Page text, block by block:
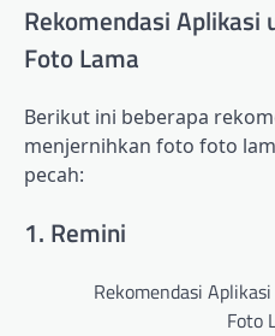
Rekomendasi
Foto Lama
Berikut ini beberapa
menjernihkan foto foto
pecah:
1. Remini
Rekomendasi
Foto